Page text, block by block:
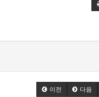
이전 다음